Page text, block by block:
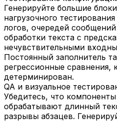
Генерируйте большие
нагрузочного
логов, очередей
обработки текста с
нечувствительными
Постоянный заполнитель
регрессионные сравнения,
детерминирован.
QA и визуальное
Убедитесь, что
обрабатывают длинный
разрывы абзацев.